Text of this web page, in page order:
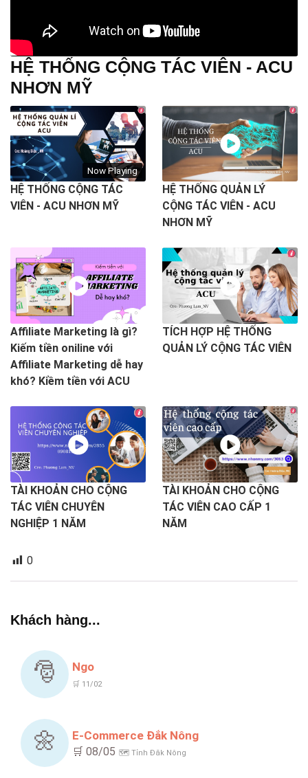
HỆ THỐNG CỘNG TÁC VIÊN - ACU
NHƠN MỸ
Now Playing
HỆ THỐNG CỘNG TÁC
VIÊN - ACU NHƠN MỸ
HỆ THỐNG QUẢN LÝ
CỘNG TÁC VIÊN - ACU
NHƠN MỸ
Affiliate Marketing là gì?
Kiếm tiền oniline với
Affiliate Marketing dễ hay
khó? Kiềm tiền với ACU
TÍCH HỢP HỆ THỐNG
QUẢN LÝ CỘNG TÁC VIÊN
TÀI KHOẢN CHO CỘNG
TÁC VIÊN CHUYÊN
NGHIỆP 1 NĂM
TÀI KHOẢN CHO CỘNG
TÁC VIÊN CAO CẤP 1
NĂM
0
Khách hàng...
🎅 Ngo
🛒 11/02
🌼 E-Commerce Đắk Nông
🛒 08/05 🗺️ Tỉnh Đăk Nông